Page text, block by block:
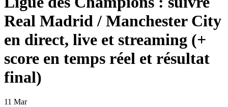
Real Madrid / Manchester City
en direct, live et streaming (+
score en temps réel et résultat
final)
11 Mar